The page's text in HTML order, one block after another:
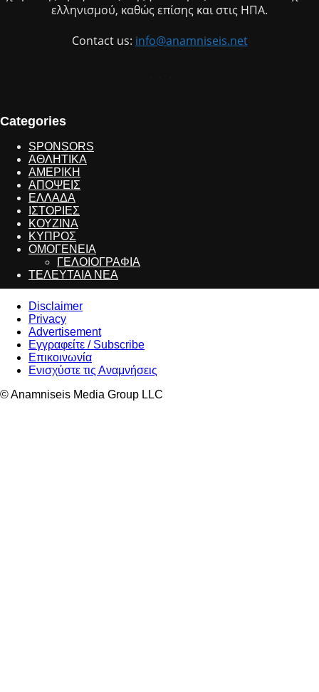
ελληνισμού, καθώς επίσης και στις ΗΠΑ.
Contact us: info@anamniseis.net
Categories
SPONSORS
ΑΘΛΗΤΙΚΑ
ΑΜΕΡΙΚΗ
ΑΠΟΨΕΙΣ
ΕΛΛΑΔΑ
ΙΣΤΟΡΙΕΣ
ΚΟΥΖΙΝΑ
ΚΥΠΡΟΣ
ΟΜΟΓΕΝΕΙΑ
ΓΕΛΟΙΟΓΡΑΦΙΑ
ΤΕΛΕΥΤΑΙΑ ΝΕΑ
Disclaimer
Privacy
Advertisement
Εγγραφείτε / Subscribe
Επικοινωνία
Ενισχύστε τις Αναμνήσεις
© Anamniseis Media Group LLC